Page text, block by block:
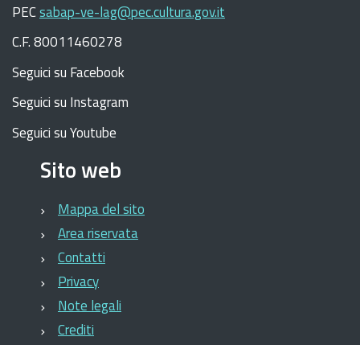
PECsabap-ve-lag@pec.cultura.gov.it
C.F. 80011460278
Seguici su Facebook
Seguici su Instagram
Seguici su Youtube
Sito web
Mappa del sito
Area riservata
Contatti
Privacy
Note legali
Crediti